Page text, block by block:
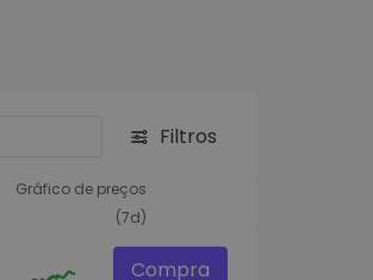
um
Filtros
Gráfico de preços
(7d)
Compra